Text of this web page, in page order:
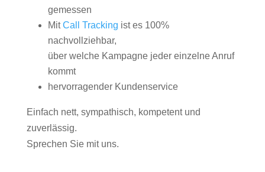
gemessen
MitCall Tracking ist es 100%
nachvollziehbar,
über welche Kampagne jeder einzelne Anruf
kommt
hervorragender Kundenservice
Einfach nett, sympathisch, kompetent und
zuverlässig.
Sprechen Sie mit uns.